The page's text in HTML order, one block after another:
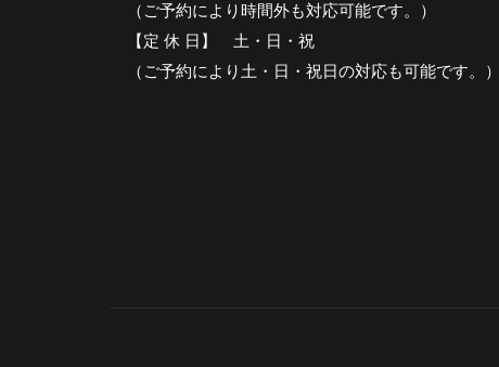
（ご予約により時間外も対応可能です。）
【定 休 日】 土・日・祝
（ご予約により土・日・祝日の対応も可能です。）